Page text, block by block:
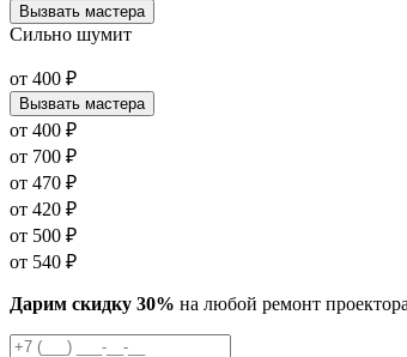
Вызвать мастера
Сильно шумит
от 400 ₽
Вызвать мастера
от 400 ₽
от 700 ₽
от 470 ₽
от 420 ₽
от 500 ₽
от 540 ₽
Дарим скидку 30% на любой ремонт